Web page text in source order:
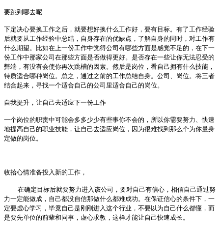
要跳到哪去呢
下定决心要换工作之后，就要想好换什么工作好，要有目标。有了工作经验
后就要从工作经验中总结，自身存在的优缺点，了解自身的同时，对工作有
什么期望。比如在上一份工作中觉得公司有哪些方面是感觉不足的，在下一
份工作中那家公司在那些方面是否做得更好。是否存在一些让你无法忍受的
弊端，有没有会使你再次跳槽的因素。然后是岗位，看自己拥有什么技能，
特质适合哪种岗位。总之，通过之前的工作总结自身。公司、岗位。将三者
结合起来，寻找一个适合自己的公司里适合自己的岗位。
自我提升，让自己去适应下一份工作
一个岗位的职责中可能会多多少少有些事你不会的，所以你需要努力、快速
地提高自己的职业技能，让自己去适应岗位，因为很难找到那么个为你量身
定做的岗位。
收拾心情准备投入新的工作，
在确定目标后就要努力进入该公司，要对自己有信心，相信自己通过努
力一定能做成，自己都没自信那做什么都难成功。在保证信心的条件下，一
定要虚心学习，毕竟自己是刚刚进入这个行业，不要以为自己什么都懂，而
是要先单位的前辈和同事，虚心求教，这样才能让自己快速成长。